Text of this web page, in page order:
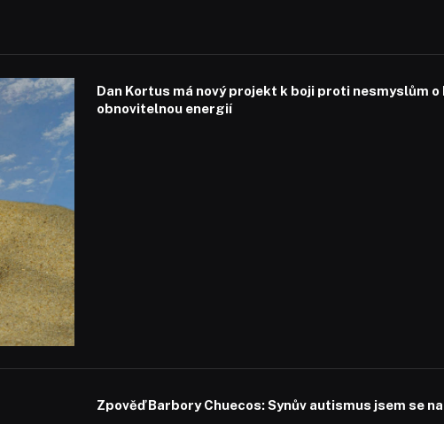
Dan Kortus má nový projekt k boji proti nesmyslům
obnovitelnou energií
Zpověď Barbory Chuecos: Synův autismus jsem se